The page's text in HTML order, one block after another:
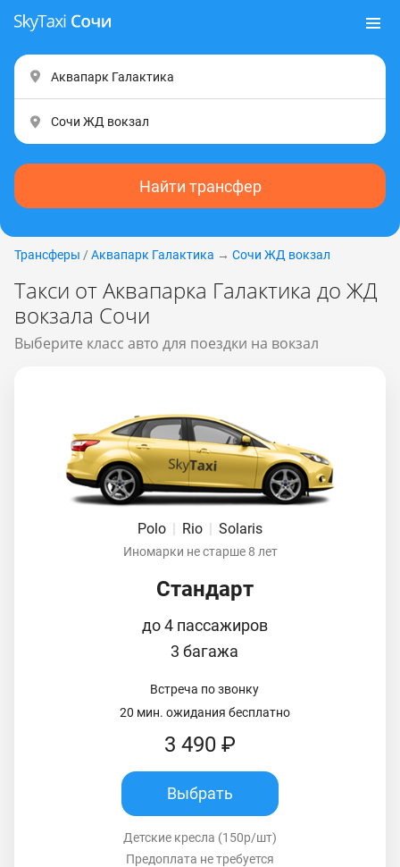
Найти трансфер
Трансферы / Аквапарк Галактика → Сочи ЖД вокзал
Такси от Аквапарка Галактика до ЖД
вокзала Сочи
Выберите класс авто для поездки на вокзал
Polo | Rio | Solaris
Иномарки не старше 8 лет
Стандарт
до 4 пассажиров
3 багажа
Встреча по звонку
20 мин. ожидания бесплатно
3 490 ₽
Выбрать
Детские кресла (150р/шт)
Предоплата не требуется